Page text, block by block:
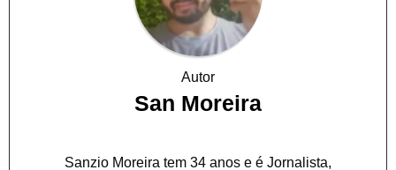
Autor
San Moreira
Sanzio Moreira tem 34 anos e é Jornalista,